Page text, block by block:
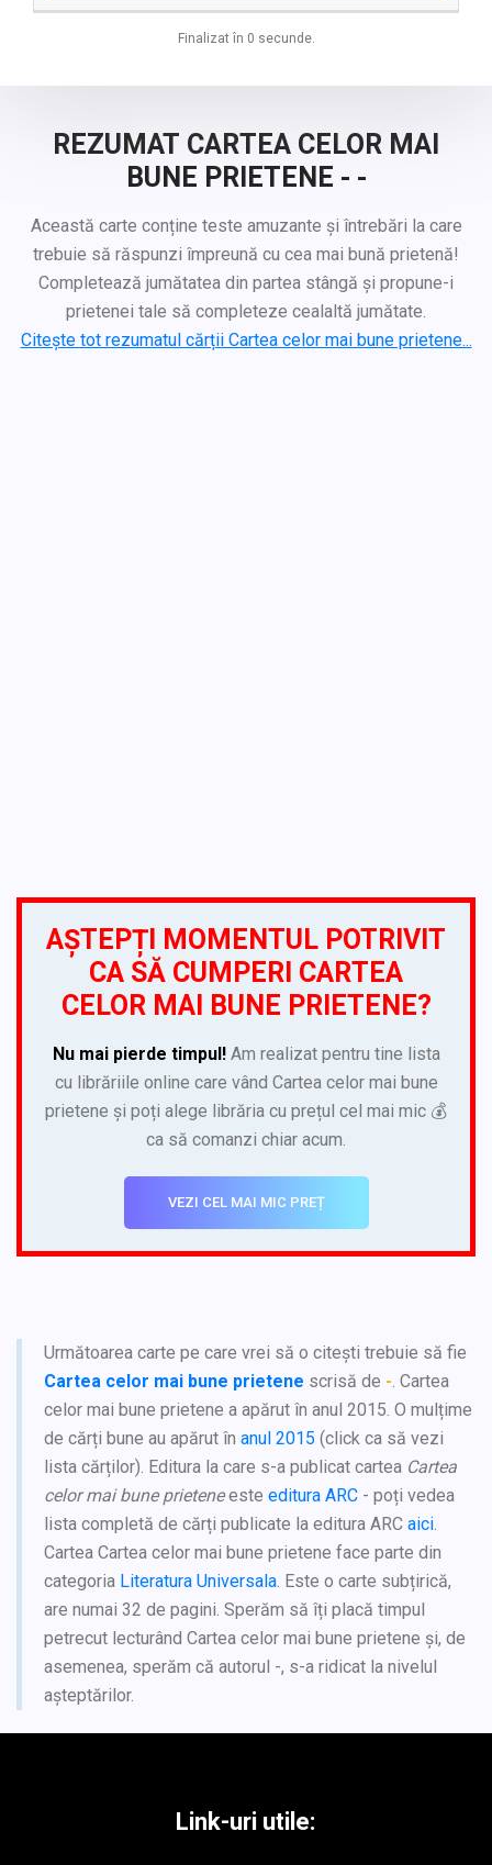
Finalizat în 0 secunde.
REZUMAT CARTEA CELOR MAI
BUNE PRIETENE - -
Această carte conține teste amuzante și întrebări la care
trebuie să răspunzi împreună cu cea mai bună prietenă!
Completează jumătatea din partea stângă și propune-i
prietenei tale să completeze cealaltă jumătate.
Citește tot rezumatul cărții Cartea celor mai bune prietene...
AȘTEPȚI MOMENTUL POTRIVIT
CA SĂ CUMPERI CARTEA
CELOR MAI BUNE PRIETENE?
Nu mai pierde timpul!Am realizat pentru tine lista
cu librăriile online care vând Cartea celor mai bune
prietene și poți alege librăria cu prețul cel mai mic 💰
ca să comanzi chiar acum.
VEZI CEL MAI MIC PREȚ
Următoarea carte pe care vrei să o citești trebuie să fie
Cartea celor mai bune prietene scrisă de -. Cartea
celor mai bune prietene a apărut în anul 2015. O mulțime
de cărți bune au apărut în anul 2015 (click ca să vezi
lista cărților). Editura la care s-a publicat cartea Cartea
celor mai bune prieteneeste editura ARC - poți vedea
lista completă de cărți publicate la editura ARC aici.
Cartea Cartea celor mai bune prietene face parte din
categoria Literatura Universala. Este o carte subțirică,
are numai 32 de pagini. Sperăm să îți placă timpul
petrecut lecturând Cartea celor mai bune prietene și, de
asemenea, sperăm că autorul -, s-a ridicat la nivelul
așteptărilor.
Link-uri utile: